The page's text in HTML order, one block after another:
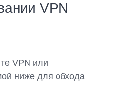
VPN
VPN или
ниже для обхода